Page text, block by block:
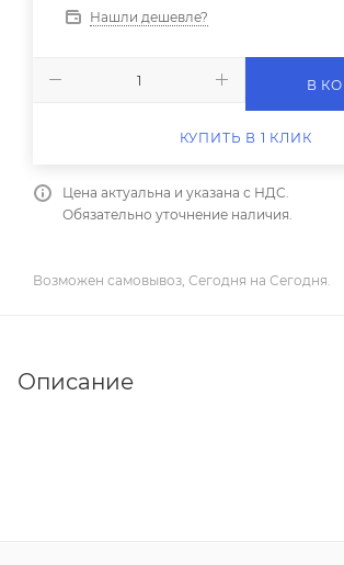
Нашли дешевле?
В
КУПИТЬ В 1 КЛИК
Цена актуальна и указана с НДС.
Обязательно уточнение наличия.
Возможен самовывоз, Сегодня на Сегодня.
Описание